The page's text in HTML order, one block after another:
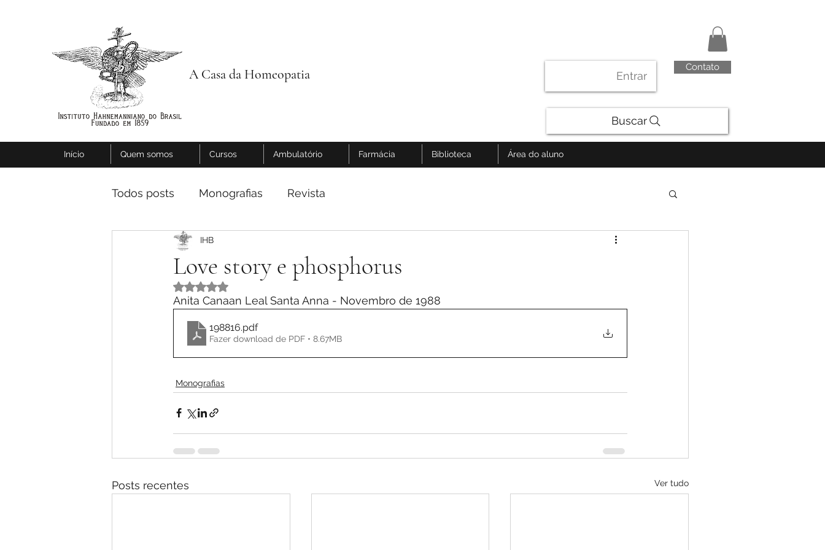
A Casa da Homeopatia Entrar
Contato
Buscar
Início Quem somos Cursos Ambulatório Farmácia Biblioteca Área do aluno
Todos posts Monografias Revista
Love story e phosphorus
IHB
Avaliado com NaN de 5 estrelas.
Anita Canaan Leal Santa Anna - Novembro de 1988
198816.pdf
Fazer download de PDF • 8.67MB
Monografias
Posts recentes Ver tudo